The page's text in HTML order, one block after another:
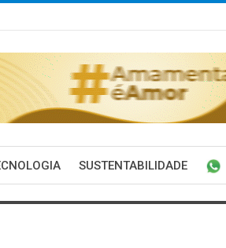
SUSTENTABILIDADE